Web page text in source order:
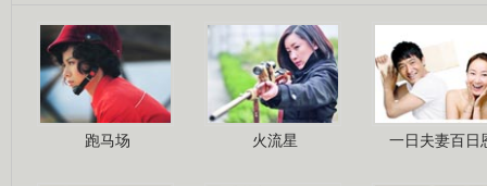
跑马场 火流星 一日夫妻百日